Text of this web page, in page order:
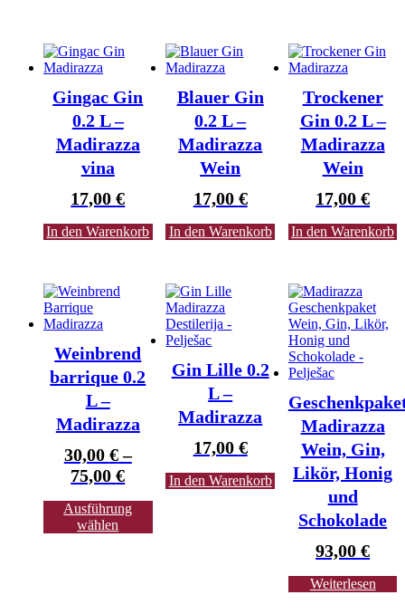
Gingac Gin
0.2 L –
Madirazza
vina
17,00€
In den Warenkorb
Blauer Gin
0.2 L –
Madirazza
Wein
17,00 €
In den Warenkorb
Trockener
Gin 0.2 L –
Madirazza
Wein
17,00€
In den Warenkorb
Weinbrend
barrique 0.2
L –
Madirazza
30,00 €–
75,00€
Ausführung
wählen
Gin Lille 0.2
L –
Madirazza
17,00 €
In den Warenkorb
Madirazza
Wein, Gin,
Likör, Honig
und
Schokolade
93,00€
Weiterlesen